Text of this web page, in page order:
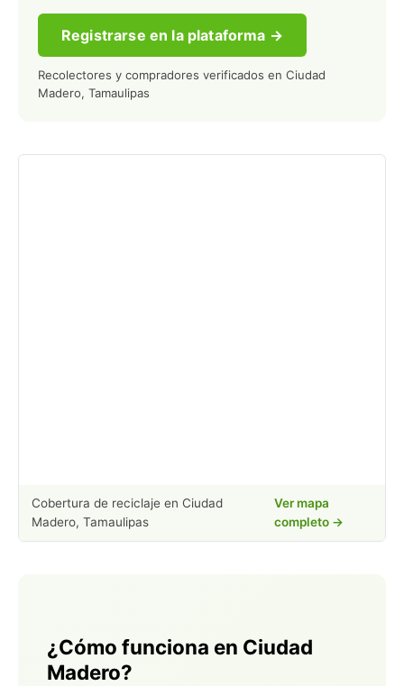
Registrarse en la plataforma →
Recolectores y compradores verificados en Ciudad
Madero, Tamaulipas
Cobertura de reciclaje en Ciudad
Madero, Tamaulipas
Ver mapa
completo →
¿Cómo funciona en Ciudad
Madero?